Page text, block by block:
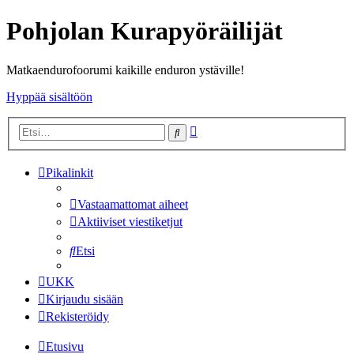
Pohjolan Kurapyöräilijät
Matkaendurofoorumi kaikille enduron ystäville!
Hyppää sisältöön
Etsi
Pikalinkit
Vastaamattomat aiheet
Aktiiviset viestiketjut
Etsi
UKK
Kirjaudu sisään
Rekisteröidy
Etusivu